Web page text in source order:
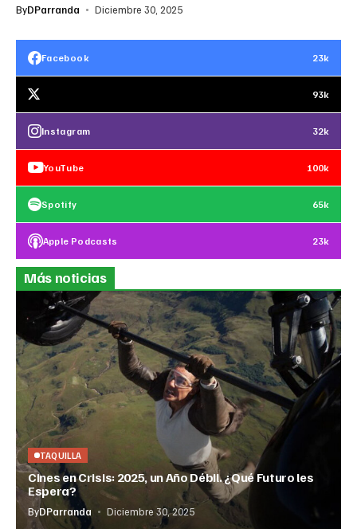
ByDParranda Diciembre 30, 2025
Facebook 23k
93k
Instagram 32k
YouTube 100k
Spotify 65k
Apple Podcasts 23k
Más noticias
TAQUILLA
Cines en Crisis: 2025, un Año Débil. ¿Qué Futuro les
Espera?
ByDParranda Diciembre 30, 2025